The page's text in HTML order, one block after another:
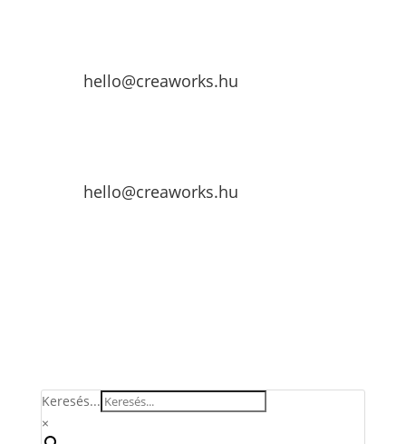
hello@creaworks.hu
hello@creaworks.hu
Keresés...
×